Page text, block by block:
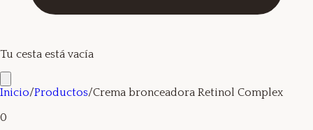
Tu cesta está vacía
Inicio/Productos/Crema bronceadora Retinol Complex
0